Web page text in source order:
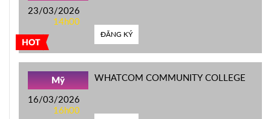
HOT
23/03/2026
14h00
ĐĂNG KÝ
Mỹ
16/03/2026
16h00
WHATCOM COMMUNITY COLLEGE